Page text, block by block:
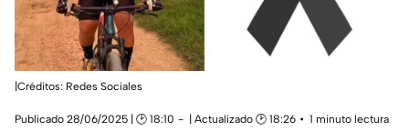
|Créditos: Redes Sociales
Publicado 28/06/2025 | 🕑 18:10 | Actualizado 🕑 18:26
1 minuto lectura